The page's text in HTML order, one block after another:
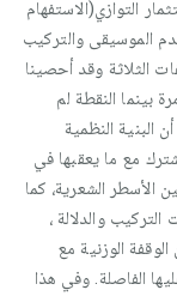
التوازي(الاستفهام
الموسيقى والتركيب
الثلاثة وقد أحصينا
بينما النقطة لم
النظمية
مع ما يعقبها في
الأسطر الشعرية، كما
والدلالة ،
الوزنية مع
الفاصلة. وفي هذا